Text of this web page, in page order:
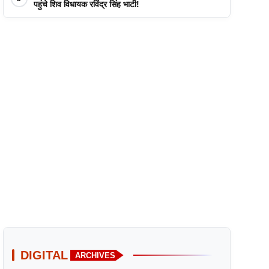
पहुंचे शिव विधायक रविंद्र सिंह भाटी!
DIGITAL ARCHIVES